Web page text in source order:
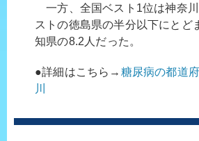
一方、全国ベスト1位は神奈
ストの徳島県の半分以下にと
知県の8.2人だった。
●詳細はこちら→ 糖尿病の都道
川